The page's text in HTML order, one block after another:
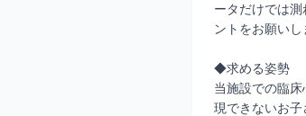
ータだけでは
ントをお願いし
◆求める姿勢
当施設での臨
現できないお